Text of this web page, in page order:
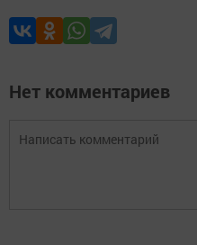
Нет комментариев